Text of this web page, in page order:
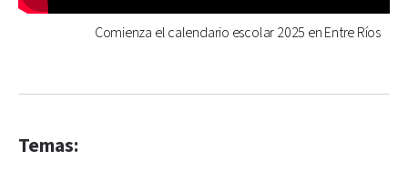
Comienza el calendario escolar 2025 en Entre Ríos
Temas: